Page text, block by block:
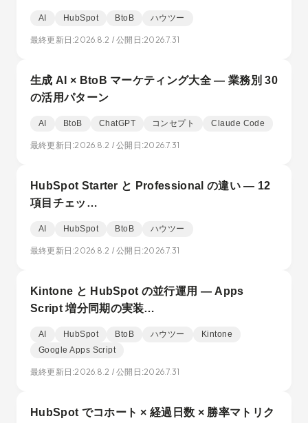
AI HubSpot BtoB ハウツー
最終更新日:2026.8.2 / 公開日:2026.7.31
生成 AI × BtoB マーケティング大全 — 業務別 30
の活用パターン
AI BtoB ChatGPT コンセプト Claude Code
最終更新日:2026.8.2 / 公開日:2026.7.31
HubSpot Starter と Professional の違い — 12
項目チェッ…
AI HubSpot BtoB ハウツー
最終更新日:2026.8.2 / 公開日:2026.7.31
Kintone と HubSpot の並行運用 — Apps
Script 増分同期の実装…
AI HubSpot BtoB ハウツー
Kintone
Google Apps Script
最終更新日:2026.8.2 / 公開日:2026.7.31
HubSpot でコホート × 経過日数 × 勝率マトリク